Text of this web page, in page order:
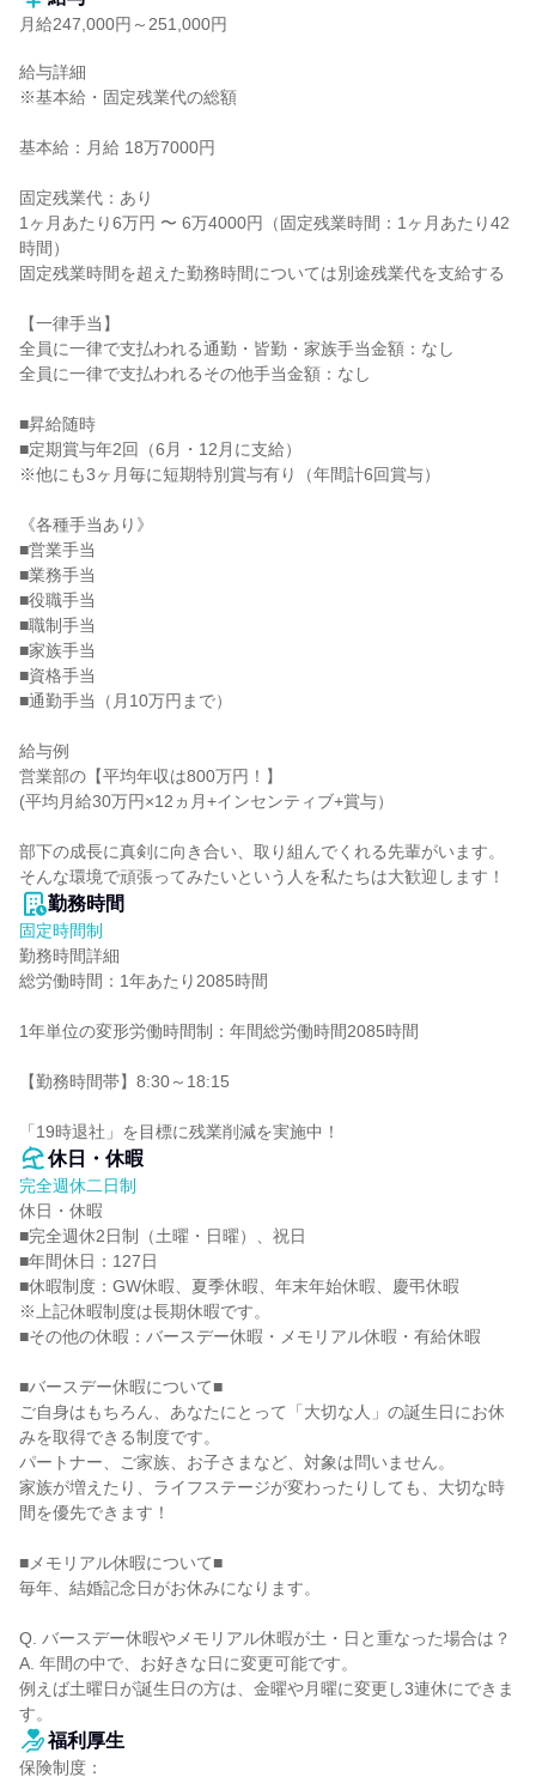
月給247,000円～251,000円
給与詳細
※基本給・固定残業代の総額
基本給：月給 18万7000円
固定残業代：あり
1ヶ月あたり6万円 〜 6万4000円（固定残業時間：1ヶ月あたり42
時間）
固定残業時間を超えた勤務時間については別途残業代を支給する
【一律手当】
全員に一律で支払われる通勤・皆勤・家族手当金額：なし
全員に一律で支払われるその他手当金額：なし
■昇給随時
■定期賞与年2回（6月・12月に支給）
※他にも3ヶ月毎に短期特別賞与有り（年間計6回賞与）
《各種手当あり》
■営業手当
■業務手当
■役職手当
■職制手当
■家族手当
■資格手当
■通勤手当（月10万円まで）
給与例
営業部の【平均年収は800万円！】
(平均月給30万円×12ヵ月+インセンティブ+賞与）
部下の成長に真剣に向き合い、取り組んでくれる先輩がいます。
そんな環境で頑張ってみたいという人を私たちは大歓迎します！
勤務時間
固定時間制
勤務時間詳細
総労働時間：1年あたり2085時間
1年単位の変形労働時間制：年間総労働時間2085時間
【勤務時間帯】8:30～18:15
「19時退社」を目標に残業削減を実施中！
休日・休暇
完全週休二日制
休日・休暇
■完全週休2日制（土曜・日曜）、祝日
■年間休日：127日
■休暇制度：GW休暇、夏季休暇、年末年始休暇、慶弔休暇
※上記休暇制度は長期休暇です。
■その他の休暇：バースデー休暇・メモリアル休暇・有給休暇
■バースデー休暇について■
ご自身はもちろん、あなたにとって「大切な人」の誕生日にお休
みを取得できる制度です。
パートナー、ご家族、お子さまなど、対象は問いません。
家族が増えたり、ライフステージが変わったりしても、大切な時
間を優先できます！
■メモリアル休暇について■
毎年、結婚記念日がお休みになります。
Q. バースデー休暇やメモリアル休暇が土・日と重なった場合は？
A. 年間の中で、お好きな日に変更可能です。
例えば土曜日が誕生日の方は、金曜や月曜に変更し3連休にできま
す。
福利厚生
保険制度：